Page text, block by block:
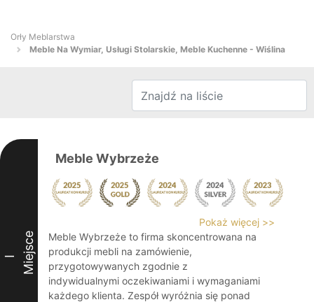
Orły Meblarstwa
Meble Na Wymiar, Usługi Stolarskie, Meble Kuchenne - Wiślina
I Miejsce
Meble Wybrzeże
Pokaż więcej >>
Meble Wybrzeże to firma skoncentrowana na
produkcji mebli na zamówienie,
przygotowywanych zgodnie z
indywidualnymi oczekiwaniami i wymaganiami
każdego klienta. Zespół wyróżnia się ponad